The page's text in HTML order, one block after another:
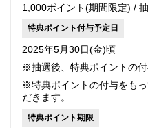
1,000ポイント(期間限定) /
特典ポイント付与予定日
2025年5月30日(金)頃
※抽選後、特典ポイントの付
※特典ポイントの付与をも
だきます。
特典ポイント期限